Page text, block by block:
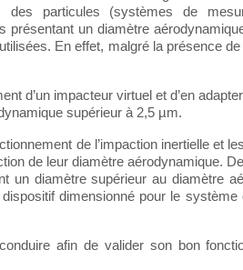
des particules (systèmes de
un diamètre
En effet, malgré la présence
d’un impacteur virtuel et d’en
supérieur à 2,5 µm.
de l’impaction inertielle et
de leur diamètre aérodynamique.
diamètre supérieur au diamètre
dimensionné pour le système
afin de valider son bon